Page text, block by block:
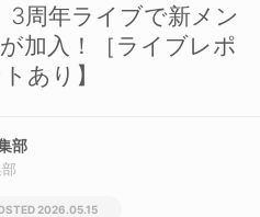
3周年ライブで新メン
加入！［ライブレポ
あり】
部
2026.05.15